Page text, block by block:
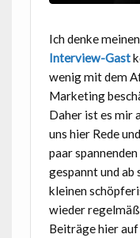
Ich denke
Interview-Gast
wenig mit dem
Marketing
Daher ist es mir
uns hier Rede
paar
gespannt und
kleinen
wieder
Beiträge hier auf